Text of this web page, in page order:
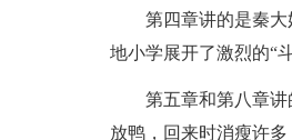
第四章讲的是秦
地小学展开了激烈的“
第五章和第八章
放鸭，回来时消瘦许